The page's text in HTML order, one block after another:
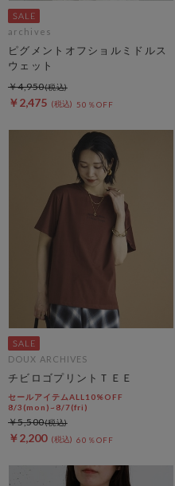
archives
ピグメントオフショルミドルス
ウェット
￥2,475 50％OFF
￥4,950
DOUX ARCHIVES
チビロゴプリントＴＥＥ
セールアイテムALL10%OFF
8/3(mon)~8/7(fri)
￥2,200 60％OFF
￥5,500